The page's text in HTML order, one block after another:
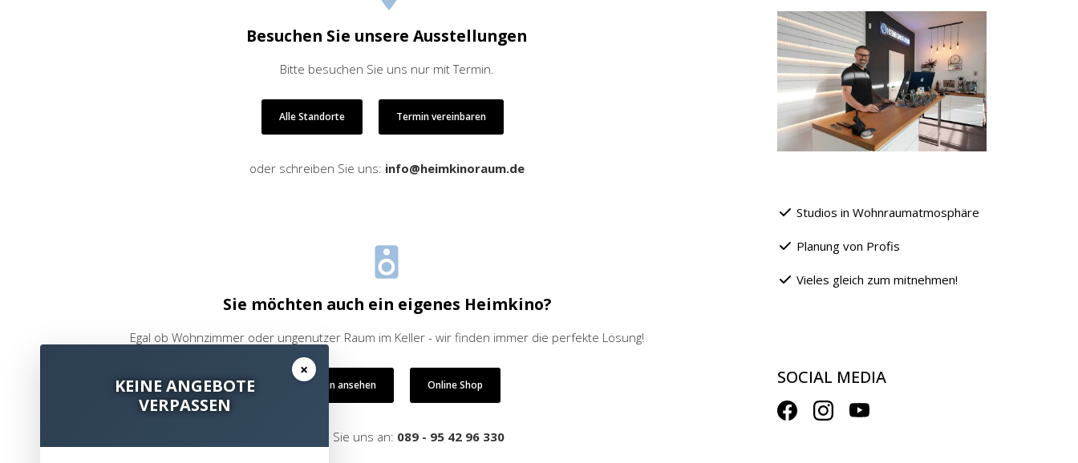
Besuchen Sie unsere Ausstellungen
Bitte besuchen Sie uns nur mit Termin.
Alle Standorte Termin vereinbaren
oder schreiben Sie uns: info@heimkinoraum.de
Sie möchten auch ein eigenes Heimkino?
Egal ob Wohnzimmer oder ungenutzer Raum im Keller - wir finden immer die perfekte Lösung!
Referenzen ansehen Online Shop
oder rufen Sie uns an: 089 - 95 42 96 330
Studios in Wohnraumatmosphäre
Planung von Profis
Vieles gleich zum mitnehmen!
SOCIAL MEDIA
×
KEINE ANGEBOTE
VERPASSEN